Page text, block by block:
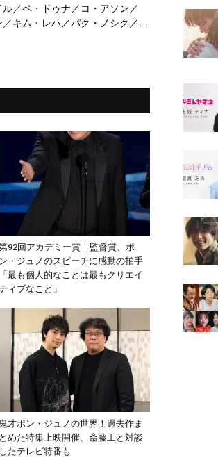
／ペ・ドゥナ／コ・アソン／
キム・レハ／パク・ノシク／イ
92回アカデミー賞｜監督賞、ポ
ン・ジュノのスピーチに感動の拍手
「最も個人的なことは最もクリエイ
ティブなこと」
鬼才ポン・ジュノの世界！過去作ま
とめた特集上映開催、斎藤工と対談
したテレビ特番も